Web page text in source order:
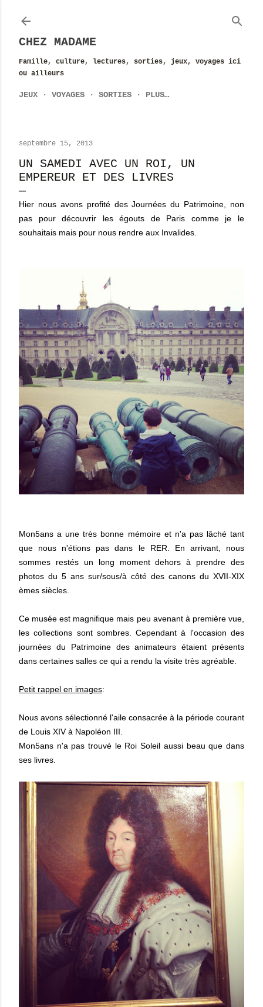
CHEZ MADAME
Famille, culture, lectures, sorties, jeux, voyages ici
ou ailleurs
JEUX VOYAGES SORTIES PLUS…
septembre 15, 2013
UN SAMEDI AVEC UN ROI, UN
EMPEREUR ET DES LIVRES
Hier nous avons profité des Journées du Patrimoine, non
pas pour découvrir les égouts de Paris comme je le
souhaitais mais pour nous rendre aux Invalides.
Mon5ans a une très bonne mémoire et n'a pas lâché tant
que nous n'étions pas dans le RER. En arrivant, nous
sommes restés un long moment dehors à prendre des
photos du 5 ans sur/sous/à côté des canons du XVII-XIX
èmes siècles.
Ce musée est magnifique mais peu avenant à première vue,
les collections sont sombres. Cependant à l'occasion des
journées du Patrimoine des animateurs étaient présents
dans certaines salles ce qui a rendu la visite très agréable.
Petit rappel en images:
Nous avons sélectionné l'aile consacrée à la période courant
de Louis XIV à Napoléon III.
Mon5ans n'a pas trouvé le Roi Soleil aussi beau que dans
ses livres.